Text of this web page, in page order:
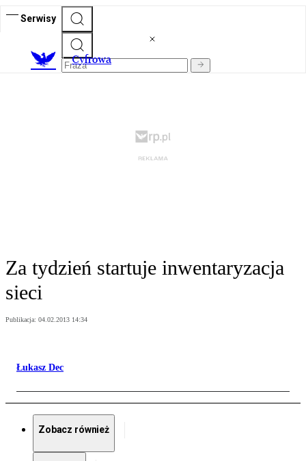
Serwisy
Cyfrowa
Za tydzień startuje inwentaryzacja
sieci
Publikacja: 04.02.2013 14:34
Łukasz Dec
Zobacz również